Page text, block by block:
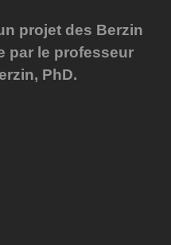
projet des Berzin
par le professeur
PhD.